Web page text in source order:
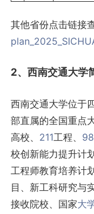
其他省份点击链接
2、西南交通大学
西南交通大学位于
部直属的全国重点
高校、 211工程、
校创新能力提升计
工程师教育培养计
目、新工科研究与
接收院校、国家大